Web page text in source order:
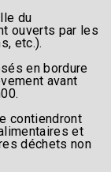
du
ouverts par les
etc.).
en bordure
avant
contiendront
et
déchets non